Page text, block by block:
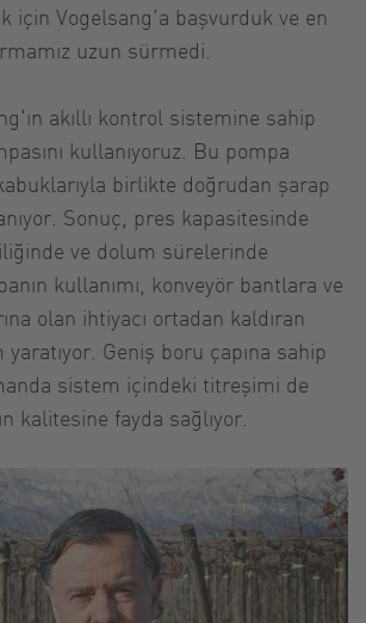
için Vogelsang'a başvurduk ve en
uzun sürmedi.
akıllı kontrol sistemine sahip
kullanıyoruz. Bu pompa
birlikte doğrudan şarap
Sonuç, pres kapasitesinde
ve dolum sürelerinde
kullanımı, konveyör bantlara ve
olan ihtiyacı ortadan kaldıran
Geniş boru çapına sahip
sistem içindeki titreşimi de
kalitesine fayda sağlıyor.